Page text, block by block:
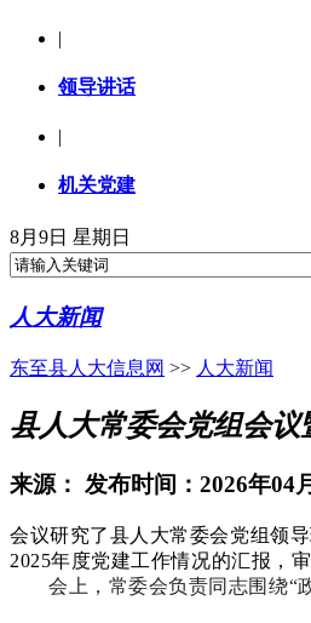
|
领导讲话
|
机关党建
8月9日 星期日
人大新闻
东至县人大信息网 >> 人大新闻
县人大常委会党组会
来源： 发布时间：2026年04
会议研究了县人大常委会党组领
2025年度党建工作情况的汇报，
会上，常委会负责同志围绕“